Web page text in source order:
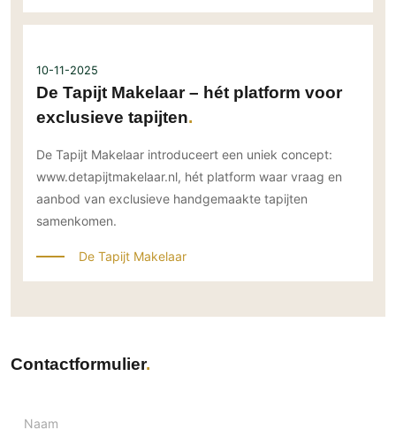
10-11-2025
De Tapijt Makelaar – hét platform voor
exclusieve tapijten
De Tapijt Makelaar introduceert een uniek concept:
www.detapijtmakelaar.nl, hét platform waar vraag en
aanbod van exclusieve handgemaakte tapijten
samenkomen.
De Tapijt Makelaar
Contactformulier
Naam